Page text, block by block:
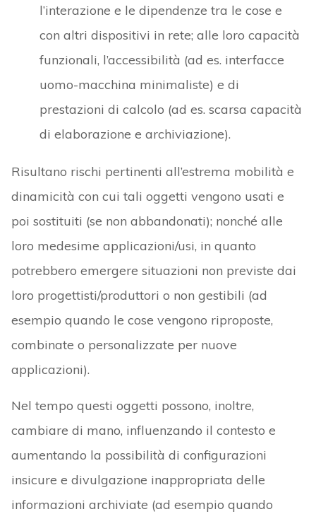
l’interazione e le dipendenze tra le cose e
con altri dispositivi in rete; alle loro capacità
funzionali, l’accessibilità (ad es. interfacce
uomo-macchina minimaliste) e di
prestazioni di calcolo (ad es. scarsa capacità
di elaborazione e archiviazione).
Risultano rischi pertinenti all’estrema mobilità e
dinamicità con cui tali oggetti vengono usati e
poi sostituiti (se non abbandonati); nonché alle
loro medesime applicazioni/usi, in quanto
potrebbero emergere situazioni non previste dai
loro progettisti/produttori o non gestibili (ad
esempio quando le cose vengono riproposte,
combinate o personalizzate per nuove
applicazioni).
Nel tempo questi oggetti possono, inoltre,
cambiare di mano, influenzando il contesto e
aumentando la possibilità di configurazioni
insicure e divulgazione inappropriata delle
informazioni archiviate (ad esempio quando